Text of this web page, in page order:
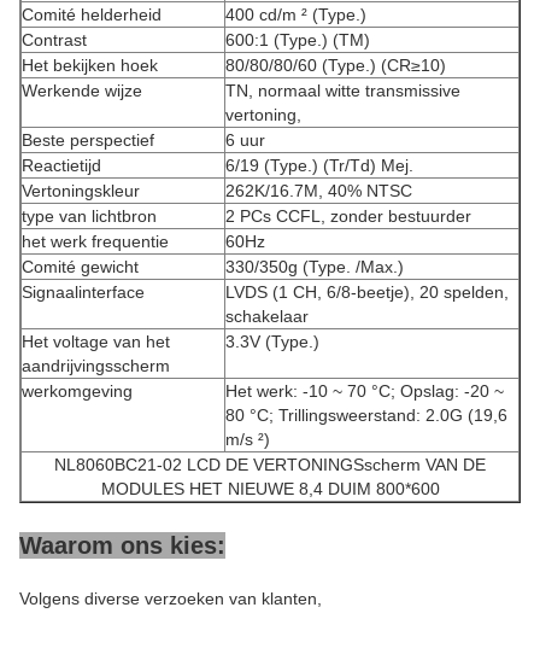
Comité helderheid
400 cd/m ² (Type.)
Contrast
600:1 (Type.) (TM)
Het bekijken hoek
80/80/80/60 (Type.) (CR≥10)
Werkende wijze
TN, normaal witte transmissive
vertoning,
Beste perspectief
6 uur
Reactietijd
6/19 (Type.) (Tr/Td) Mej.
Vertoningskleur
262K/16.7M, 40% NTSC
type van lichtbron
2 PCs CCFL, zonder bestuurder
het werk frequentie
60Hz
Comité gewicht
330/350g (Type. /Max.)
Signaalinterface
LVDS (1 CH, 6/8-beetje), 20 spelden,
schakelaar
Het voltage van het
aandrijvingsscherm
3.3V (Type.)
werkomgeving
Het werk: -10 ~ 70 °C; Opslag: -20 ~
80 °C; Trillingsweerstand: 2.0G (19,6
m/s ²)
NL8060BC21-02 LCD DE VERTONINGSscherm VAN DE
MODULES HET NIEUWE 8,4 DUIM 800*600
Waarom ons kies:
Volgens diverse verzoeken van klanten,